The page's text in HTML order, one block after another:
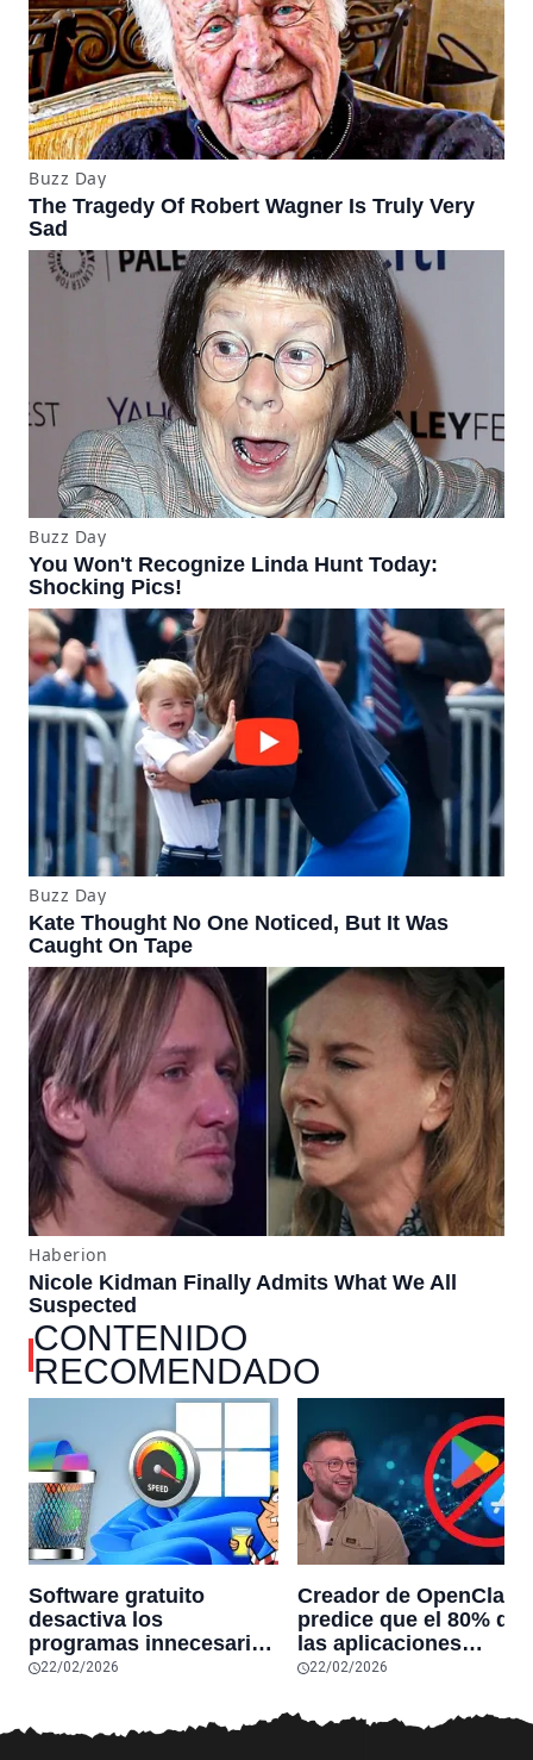
CONTENIDO
RECOMENDADO
Software gratuito
desactiva los
programas innecesarios
de Windows 11 y
reduciendo el uso de la
RAM y mucho más
22/02/2026
Creador de OpenClaw
predice que el 80% de
las aplicaciones
actuales
sobrevivirán las
aplicaciones con
22/02/2026